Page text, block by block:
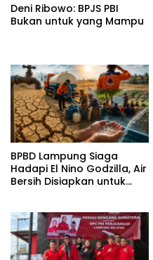
Deni Ribowo: BPJS PBI
Bukan untuk yang Mampu
BPBD Lampung Siaga
Hadapi El Nino Godzilla, Air
Bersih Disiapkan untuk